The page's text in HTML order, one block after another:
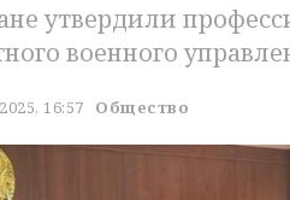
утвердили
военного
16:57 Общество